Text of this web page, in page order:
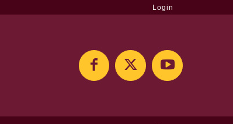
Login